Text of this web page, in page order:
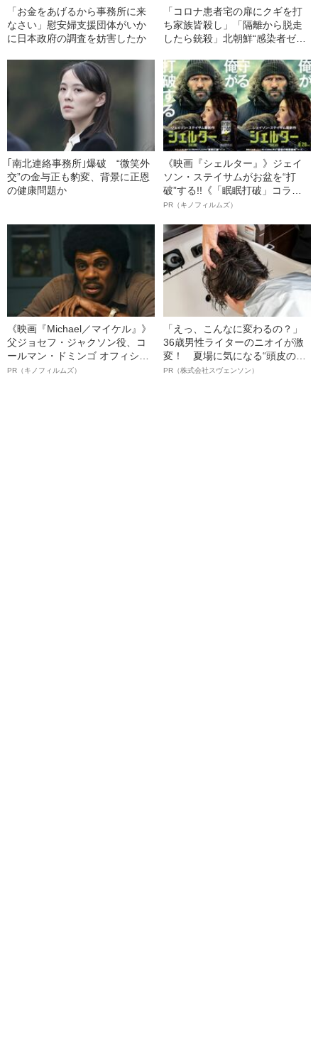
「お金をあげるから事務所に来
なさい」慰安婦支援団体がいか
に日本政府の調査を妨害したか
「コロナ患者宅の扉にクギを打
ち家族皆殺し」「隔離から脱走
したら銃殺」北朝鮮“感染者ゼ
｢南北連絡事務所｣爆破 “微笑外
交”の金与正も豹変、背景に正恩
の健康問題か
《映画『シェルター』》ジェイ
ソン・ステイサムがお盆を“打
破”する!!《「眠眠打破」コラ
ボ》
PR（キノフィルムズ）
《映画『Michael／マイケル』》
父ジョセフ・ジャクソン役、コ
ールマン・ドミンゴ オフィシャ
ルインタビュー“観客を魅了した
PR（キノフィルムズ）
「えっ、こんなに変わるの？」
36歳男性ライターのニオイが激
変！ 夏場に気になる“頭皮のニ
オイ”や“ベタつき”を解消す
PR（株式会社スヴェンソン）